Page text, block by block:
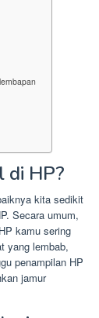
di HP?
kita sedikit
Secara umum,
kamu sering
yang lembab,
penampilan HP
jamur